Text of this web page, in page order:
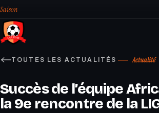
Saison
TOUTES LES ACTUALITÉS Actualité
Succès de l’équipe
la 9e rencontre de la